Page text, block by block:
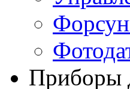
Приборы